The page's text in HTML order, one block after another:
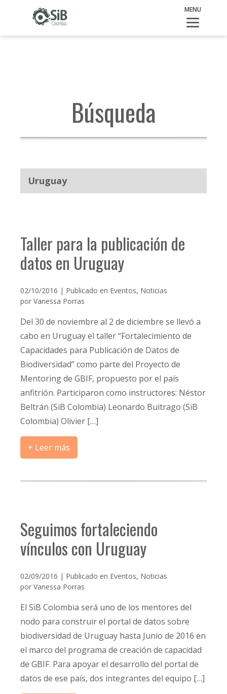
Búsqueda
Uruguay
Taller para la publicación de
datos en Uruguay
02/10/2016 | Publicado en Eventos, Noticias
por Vanessa Porras
Del 30 de noviembre al 2 de diciembre se llevó a
cabo en Uruguay el taller “Fortalecimiento de
Capacidades para Publicación de Datos de
Biodiversidad” como parte del Proyecto de
Mentoring de GBIF, propuesto por el país
anfitrión. Participaron como instructores: Néstor
Beltrán (SiB Colombia) Leonardo Buitrago (SiB
Colombia) Olivier […]
+ Leer más
Seguimos fortaleciendo
vínculos con Uruguay
02/09/2016 | Publicado en Eventos, Noticias
por Vanessa Porras
El SiB Colombia será uno de los mentores del
nodo para construir el portal de datos sobre
biodiversidad de Uruguay hasta Junio de 2016 en
el marco del programa de creación de capacidad
de GBIF. Para apoyar el desarrollo del portal de
datos de ese país, dos integrantes del equipo […]
MENU